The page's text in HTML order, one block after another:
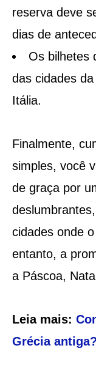
reserva deve
dias de
Os bilhetes
das cidades
Itália.
Finalmente,
simples, você
de graça por
cidades onde
entanto, a
a Páscoa,
Leia mais:
Grécia